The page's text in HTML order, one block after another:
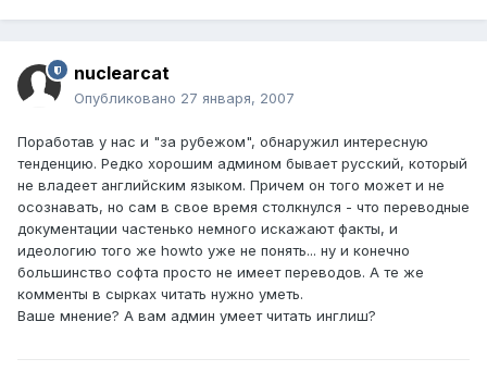
nuclearcat
Опубликовано 27 января, 2007
Поработав у нас и "за рубежом", обнаружил интересную
тенденцию. Редко хорошим админом бывает русский, который
не владеет английским языком. Причем он того может и не
осознавать, но сам в свое время столкнулся - что переводные
документации частенько немного искажают факты, и
идеологию того же howto уже не понять... ну и конечно
большинство софта просто не имеет переводов. А те же
комменты в сырках читать нужно уметь.
Ваше мнение? А вам админ умеет читать инглиш?